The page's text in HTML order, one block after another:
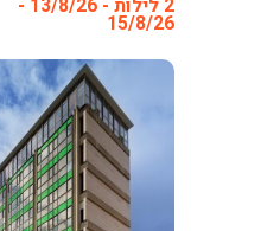
2 לילות - 13/8/26 -
15/8/26